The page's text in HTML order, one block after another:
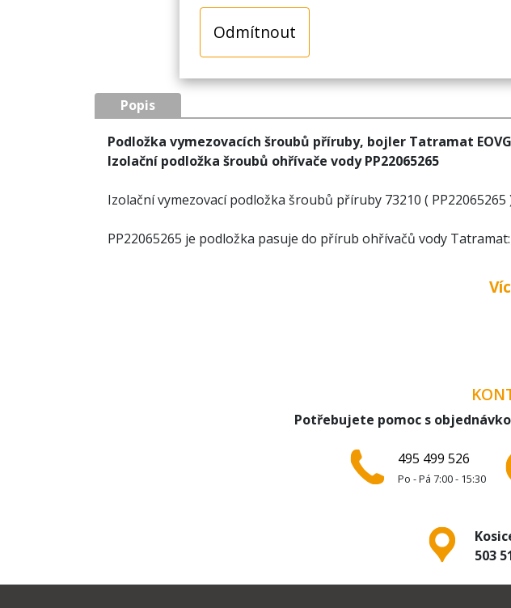
Odmítnout
Popis
Podložka vymezovacích šroubů příruby, bojler Tatramat
Izolační podložka šroubů ohřívače vody PP22065265
Izolační vymezovací podložka šroubů příruby 73210 (
PP22065265 je podložka pasuje do přírub ohřívačů vody
Potřebujete pomoc s
495 499 526
Po - Pá 7:00 - 15:30
503